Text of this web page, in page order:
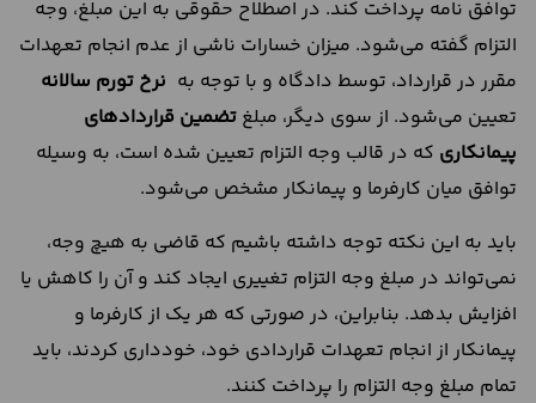
توافق نامه پرداخت کند. در اصطلاح حقوقی به این مبلغ، وجه
التزام گفته می‌شود. میزان خسارات ناشی از عدم انجام تعهدات
مقرر در قرارداد، توسط دادگاه و با توجه به نرخ تورم سالانه
تعیین می‌شود. از سوی دیگر، مبلغ تضمین قراردادهای
پیمانکاری که در قالب وجه التزام تعیین شده است، به وسیله
توافق میان کارفرما و پیمانکار مشخص می‌شود.
باید به این نکته توجه داشته باشیم که قاضی به هیچ وجه،
نمی‌تواند در مبلغ وجه التزام تغییری ایجاد کند و آن را کاهش یا
افزایش بدهد. بنابراین، در صورتی که هر یک از کارفرما و
پیمانکار از انجام تعهدات قراردادی خود، خودداری کردند، باید
تمام مبلغ وجه التزام را پرداخت کنند.